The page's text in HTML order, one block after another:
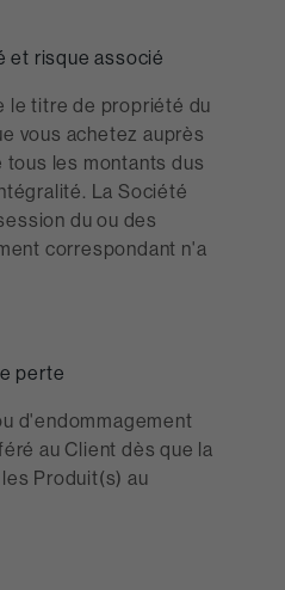
et risque associé
le titre de propriété du
vous achetez auprès
tous les montants dus
La Société
du ou des
correspondant n'a
perte
d'endommagement
au Client dès que la
Produit(s) au